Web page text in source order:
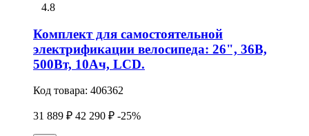
4.8
Комплект для самостоятельной
электрификации велосипеда: 26", 36В,
500Вт, 10Ач, LCD.
Код товара: 406362
31 889 ₽ 42 290 ₽ -25%